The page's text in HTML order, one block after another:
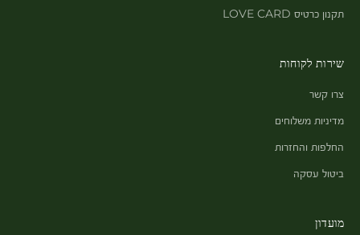
תקנון כרטיס LOVE CARD
שירות לקוחות
צרו קשר
מדיניות משלוחים
החלפות והחזרות
ביטול עסקה
מועדון